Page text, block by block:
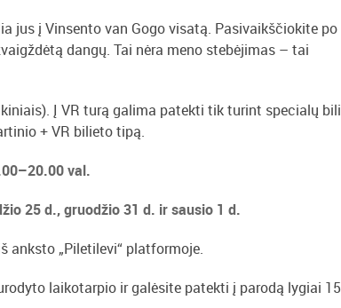
jus į Vinsento van Gogo visatą. Pasivaikščiokite po
dangų. Tai nėra meno stebėjimas – tai
Į VR turą galima patekti tik turint specialų
+ VR bilieto tipą.
val.
25 d., gruodžio 31 d. ir sausio 1 d.
anksto „Piletilevi“ platformoje.
laikotarpio ir galėsite patekti į parodą lygiai 15